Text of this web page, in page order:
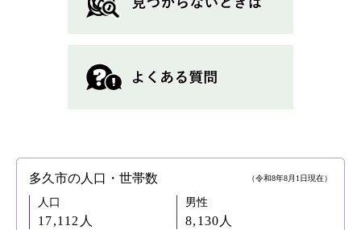
多久市の人口・世帯数 （令和8年8月1日現在）
人口
17,112人
男性
8,130人